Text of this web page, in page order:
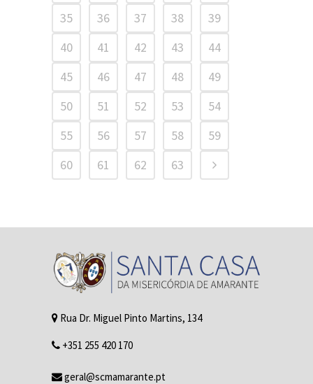
35
36 37 38
39
40
41 42 43
44
45
46 47 48
49
50
51 52 53
54
55
56 57 58
59
60
61 62 63
Rua Dr. Miguel Pinto Martins, 134
+351 255 420 170
geral@scmamarante.pt